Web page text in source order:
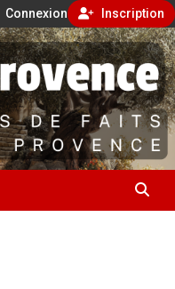
Connexion Inscription